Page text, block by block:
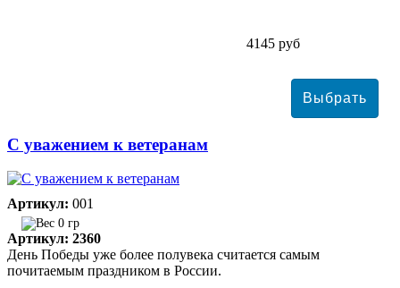
4145 руб
С уважением к ветеранам
Артикул: 001
0 гр
Артикул: 2360
День Победы уже более полувека считается самым
почитаемым праздником в России.